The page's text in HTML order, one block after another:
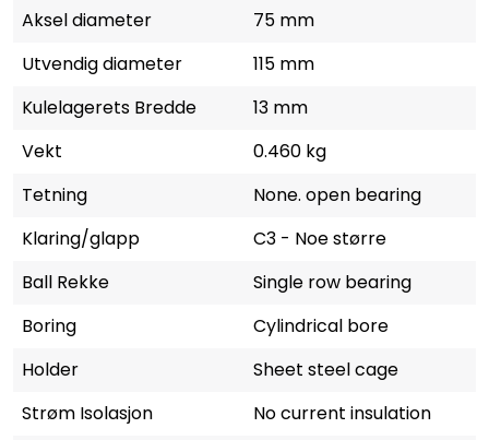
Aksel diameter
75 mm
Utvendig diameter
115 mm
Kulelagerets Bredde
13 mm
Vekt
0.460 kg
Tetning
None. open bearing
Klaring/glapp
C3 - Noe større
Ball Rekke
Single row bearing
Boring
Cylindrical bore
Holder
Sheet steel cage
Strøm Isolasjon
No current insulation